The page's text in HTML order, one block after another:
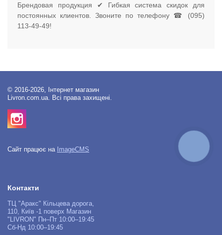
Брендовая продукция ✔ Гибкая система скидок для
постоянных клиентов. Звоните по телефону ☎ (095)
113-49-49!
© 2016-2026, Інтернет магазин
Livron.com.ua. Всі права захищені.
Сайт працює на ImageCMS
Контакти
ТЦ "Аракс" Кільцева дорога,
110, Київ -1 поверх Магазин
"LIVRON" Пн–Пт 10:00–19:45
Сб-Нд 10:00–19:45